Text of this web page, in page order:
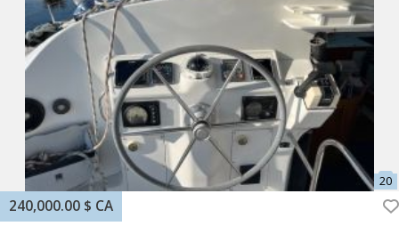
240,000.00 $ CA